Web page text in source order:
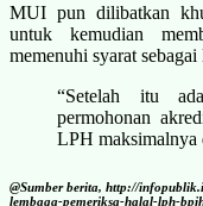
MUI pun dilibatkan
untuk kemudian
memenuhi syarat
“Setelah itu
permohonan
LPH maksimalnya
@Sumber berita, http://
lembaga-pemeriksa-halal-lph-